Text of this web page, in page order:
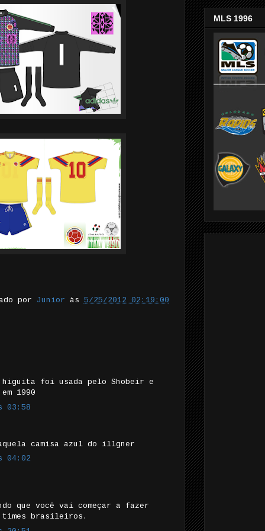
por Junior às 5/25/2012 02:19:00
higuita foi usada pelo Shobeir e
1990
03:58
camisa azul do illgner
04:02
que você vai começar a fazer
times brasileiros.
MLS 1996